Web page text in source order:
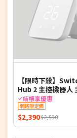
【限時下殺】
Hub 2 主控機器人
慧家庭
結帳享優惠
網路限定價
$2,390$2,590